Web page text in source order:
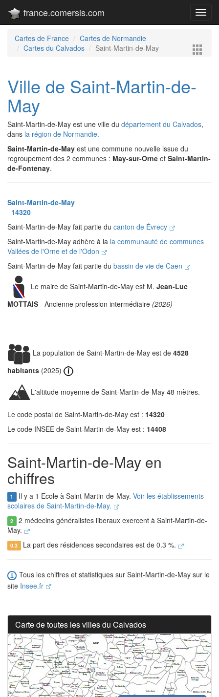
france.comersis.com
Cartes de France
Cartes de Normandie
Cartes du Calvados
Saint-Martin-de-May
Ville de Saint-Martin-de-
May
Saint-Martin-de-May est une ville du département du Calvados,
dans la région de Normandie.
Saint-Martin-de-May est une commune nouvelle issue du
regroupement des 2 communes : May-sur-Orne et Saint-Martin-
de-Fontenay.
Saint-Martin-de-May
14320
Saint-Martin-de-May fait partie du canton de Évrecy
Saint-Martin-de-May adhère à la la communauté de communes
Vallées de l'Orne et de l'Odon
Saint-Martin-de-May fait partie du bassin de vie de Caen
Le maire de Saint-Martin-de-May est M. Jean-Luc
MOTTAIS - Ancienne profession intermédiaire (2026)
La population de Saint-Martin-de-May est de 4528
habitants (2025)
L'altitude moyenne de Saint-Martin-de-May 48 mètres.
Le code postal de Saint-Martin-de-May est : 14320
Le code INSEE de Saint-Martin-de-May est : 14408
Saint-Martin-de-May en
chiffres
1 Il y a 1 Ecole à Saint-Martin-de-May. Voir les établissements
scolaires de Saint-Martin-de-May.
2 2 médecins généralistes liberaux exercent à Saint-Martin-de-
May.
0.3 La part des résidences secondaires est de 0.3 %.
Tous les chiffres et statistiques sur Saint-Martin-de-May sur le
site Insee.fr
Carte de toutes les villes du Calvados